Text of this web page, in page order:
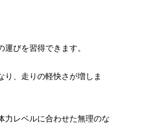
運びを習得できます。
り、走りの軽快さが増しま
力レベルに合わせた無理のな